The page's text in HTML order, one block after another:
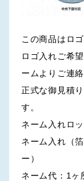
この商品はロ
ロゴ入れご希
ームよりご連
正式な御見積
す。
ネーム入れロ
ネーム入れ（
ー）
ネーム代：1ヶ